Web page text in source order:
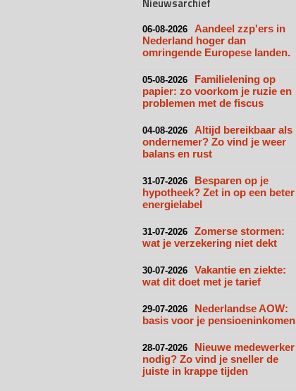
06-08-2026
Aandeel zzp'ers in
Nederland hoger dan
omringende Europese landen.
05-08-2026
Familielening op
papier: zo voorkom je ruzie en
problemen met de fiscus
04-08-2026
Altijd bereikbaar als
ondernemer? Zo vind je weer
balans en rust
31-07-2026
Besparen op je
hypotheek? Zet in op een beter
energielabel
31-07-2026
Zomerse stormen:
wat je verzekering niet dekt
30-07-2026
Vakantie en ziekte:
wat dit doet met je tarief
29-07-2026
Nederlandse AOW:
basis voor je pensioeninkomen
28-07-2026
Nieuwe medewerker
nodig? Zo vind je sneller de
juiste in krappe tijden